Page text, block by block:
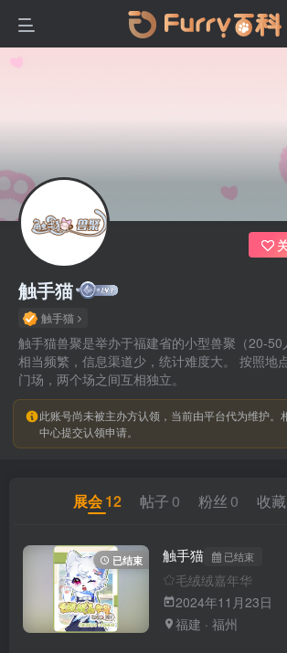
触手猫
触手猫
触手猫兽聚是举办于福建省的小型兽聚（20-
相当频繁，信息渠道少，统计难度大。 按照地
门场，两个场之间互相独立。
此账号尚未被主办方认领，当前由平台代为维护。
中心提交认领申请。
展会12 帖子 0 粉丝 0 收藏
已结束 触手猫 已结束
毛绒绒嘉年华
2024年11月23日
福建 · 福州